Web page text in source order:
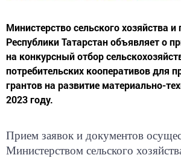
Министерство сельского хозяйства
Республики Татарстан объявляет о
на конкурсный отбор
потребительских кооперативов для
грантов на развитие материально-
2023 году.
Прием заявок и документов
Министерством сельского